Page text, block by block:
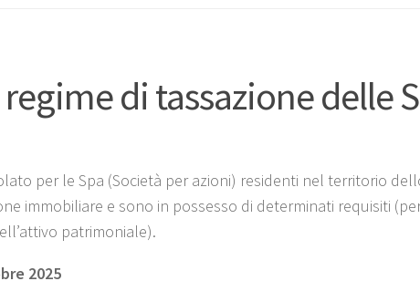
di tassazione delle
per le Spa (Società per azioni) residenti nel territorio
immobiliare e sono in possesso di determinati requisiti
patrimoniale).
2025